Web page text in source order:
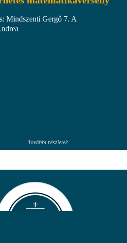
Mindszenti Gergő 7. A
További részletek